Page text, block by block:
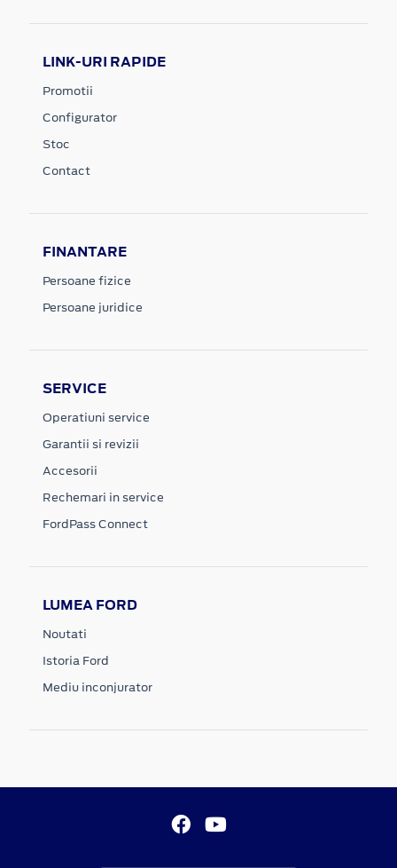
LINK-URI RAPIDE
Promotii
Configurator
Stoc
Contact
FINANTARE
Persoane fizice
Persoane juridice
SERVICE
Operatiuni service
Garantii si revizii
Accesorii
Rechemari in service
FordPass Connect
LUMEA FORD
Noutati
Istoria Ford
Mediu inconjurator